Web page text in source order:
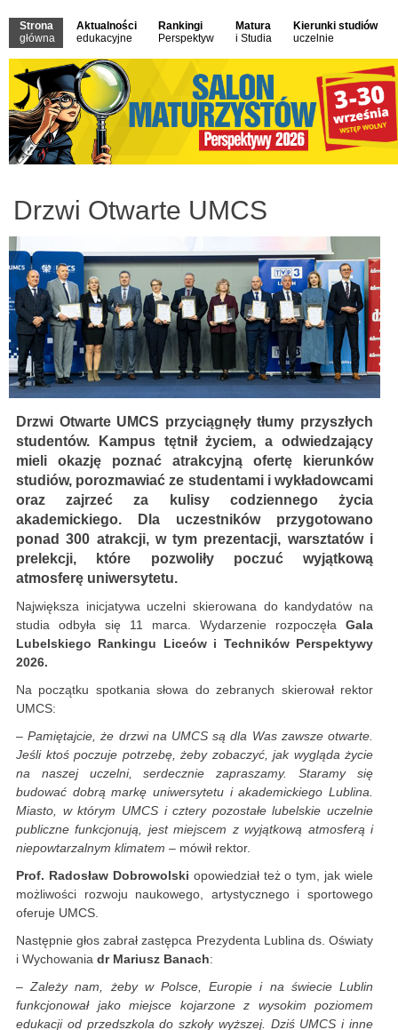
Strona
główna
Aktualności
edukacyjne
Rankingi
Perspektyw
Matura
i Studia
Kierunki studiów
uczelnie
Drzwi Otwarte UMCS
Drzwi Otwarte UMCS przyciągnęły tłumy przyszłych
studentów. Kampus tętnił życiem, a odwiedzający
mieli okazję poznać atrakcyjną ofertę kierunków
studiów, porozmawiać ze studentami i wykładowcami
oraz zajrzeć za kulisy codziennego życia
akademickiego. Dla uczestników przygotowano
ponad 300 atrakcji, w tym prezentacji, warsztatów i
prelekcji, które pozwoliły poczuć wyjątkową
atmosferę uniwersytetu.
Największa inicjatywa uczelni skierowana do kandydatów na
studia odbyła się 11 marca. Wydarzenie rozpoczęła Gala
Lubelskiego Rankingu Liceów i Techników Perspektywy
2026.
Na początku spotkania słowa do zebranych skierował rektor
UMCS:
– Pamiętajcie, że drzwi na UMCS są dla Was zawsze otwarte.
Jeśli ktoś poczuje potrzebę, żeby zobaczyć, jak wygląda życie
na naszej uczelni, serdecznie zapraszamy. Staramy się
budować dobrą markę uniwersytetu i akademickiego Lublina.
Miasto, w którym UMCS i cztery pozostałe lubelskie uczelnie
publiczne funkcjonują, jest miejscem z wyjątkową atmosferą i
niepowtarzalnym klimatem – mówił rektor.
Prof. Radosław Dobrowolski opowiedział też o tym, jak wiele
możliwości rozwoju naukowego, artystycznego i sportowego
oferuje UMCS.
Następnie głos zabrał zastępca Prezydenta Lublina ds. Oświaty
i Wychowania dr Mariusz Banach:
– Zależy nam, żeby w Polsce, Europie i na świecie Lublin
funkcjonował jako miejsce kojarzone z wysokim poziomem
edukacji od przedszkola do szkoły wyższej. Dziś UMCS i inne